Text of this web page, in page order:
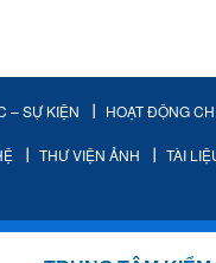
– SỰ KIỆN HOẠT ĐỘNG
THƯ VIỆN ẢNH TÀI